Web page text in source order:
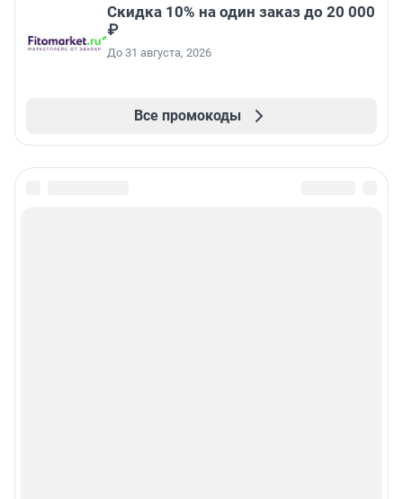
Скидка 10% на один заказ до 20 000
₽
До 31 августа, 2026
Все промокоды